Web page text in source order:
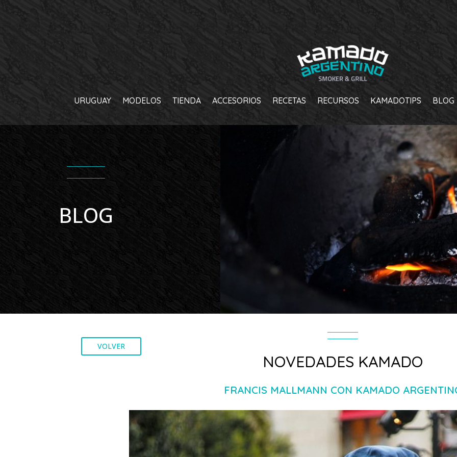
URUGUAY MODELOS TIENDA ACCESORIOS RECETAS RECURSOS KAMADOTIPS BLOG
BLOG
VOLVER
NOVEDADES KAMADO
FRANCIS MALLMANN CON KAMADO